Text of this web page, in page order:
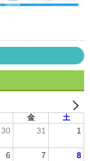
金 土
30 31 1
6 7 8